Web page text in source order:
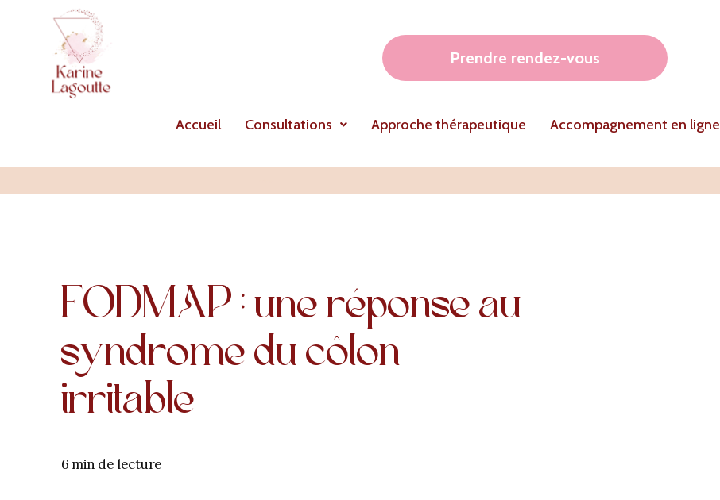
Prendre rendez-vous
Accueil Consultations Approche thérapeutique Accompagnement en ligne
FODMAP : une réponse au
syndrome du côlon
irritable
6 min de lecture